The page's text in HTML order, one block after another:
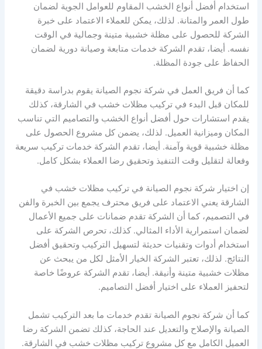
استخدام أفضل أنواع الخشب المقاوم للعوامل الجوية لضمان
طول العمر والمتانة. لذلك، يمكن للعملاء الاعتماد على خبرة
الشركة للحصول على مظلة خشبية متينة وجمالية في الوقت
نفسه. أيضا، تقدم الشركة خدمات متابعة وصيانة دورية لضمان
الحفاظ على جودة المظلة.
كما أن فريق العمل في شركة نجوم الصيانة يقوم بدراسة دقيقة
للمكان قبل البدء في تركيب مظلات خشب في الشارقة، كذلك
يقدم استشارات حول أفضل أنواع الخشب والتصاميم التي تناسب
المكان وميزانية العميل. لذلك، يضمن كل مشروع الحصول على
مظلة خشبية قوية وآمنة. أيضا، تقدم الشركة خدمات تركيب سريعة
وفعالة لتقليل وقت التنفيذ وتحقيق رضا العملاء بشكل كامل.
إن اختيار شركة نجوم الصيانة في تركيب مظلات خشب في
الشارقة يعني الاعتماد على فريق محترف يجمع بين الخبرة والفن
في التصميم، كما أن الشركة تقدم ضمانات على جميع الأعمال
لضمان استمرارية الأداء المثالي. كذلك، تحرص الشركة على
استخدام أدوات وتقنيات حديثة لتسهيل التركيب وتحقيق أفضل
النتائج. لذلك، تعتبر الشركة الخيار الأمثل لكل من يبحث عن
مظلات خشبية متينة وأنيقة. أيضا، تقدم الشركة عروضًا خاصة
لتحفيز العملاء على اختيار أفضل التصاميم.
كما أن شركة نجوم الصيانة تقدم خدمات ما بعد التركيب تشمل
الصيانة والإصلاح والتعديل عند الحاجة، كذلك تضمن الشركة رضا
العميل الكامل مع كل مشروع تركيب مظلات خشب في الشارقة.